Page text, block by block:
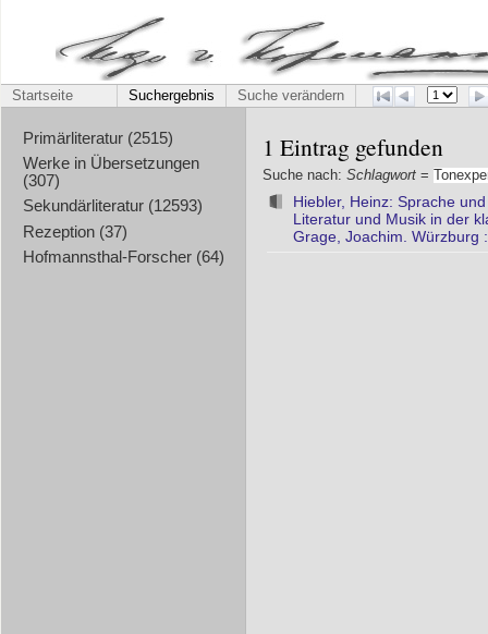
Startseite Suchergebnis Suche verändern
Primärliteratur (2515)
Werke in Übersetzungen
(307)
Sekundärliteratur (12593)
Rezeption (37)
Hofmannsthal-Forscher (64)
1 Eintrag gefunden
Suche nach: Schlagwort =
Hiebler, Heinz: Sprache
Literatur und Musik in der
Grage, Joachim. Würzburg